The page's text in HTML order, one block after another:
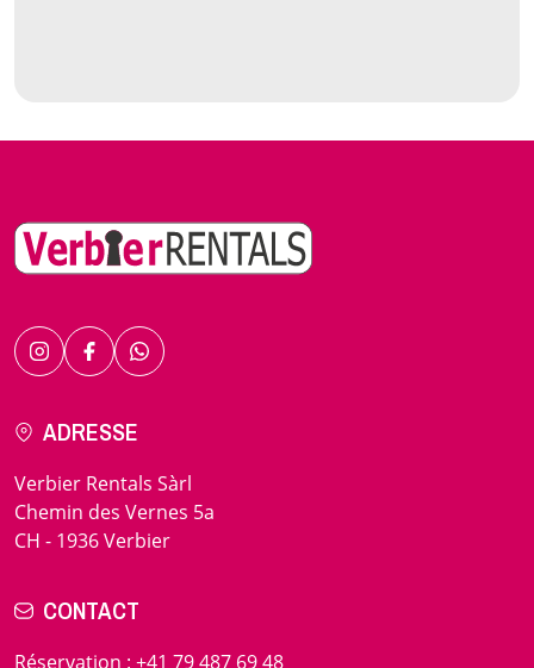
ADRESSE
Verbier Rentals Sàrl
Chemin des Vernes 5a
CH - 1936 Verbier
CONTACT
Réservation : +41 79 487 69 48